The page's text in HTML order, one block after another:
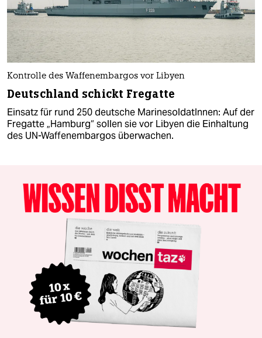
Kontrolle des Waffenembargos vor Libyen
Deutschland schickt Fregatte
Einsatz für rund 250 deutsche MarinesoldatInnen: Auf der
Fregatte „Hamburg“ sollen sie vor Libyen die Einhaltung
des UN-Waffenembargos überwachen.